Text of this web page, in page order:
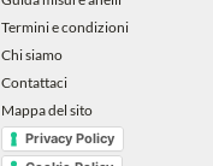
Termini e condizioni
Chi siamo
Contattaci
Mappa del sito
Privacy Policy